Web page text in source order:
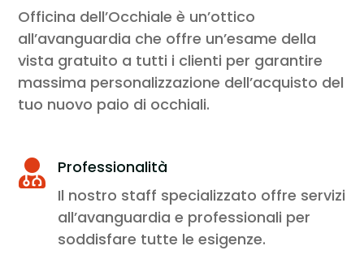
Officina dell’Occhiale è un’ottico
all’avanguardia che offre un’esame della
vista gratuito a tutti i clienti per garantire
massima personalizzazione dell’acquisto del
tuo nuovo paio di occhiali.

Professionalità
Il nostro staff specializzato offre servizi
all’avanguardia e professionali per
soddisfare tutte le esigenze.